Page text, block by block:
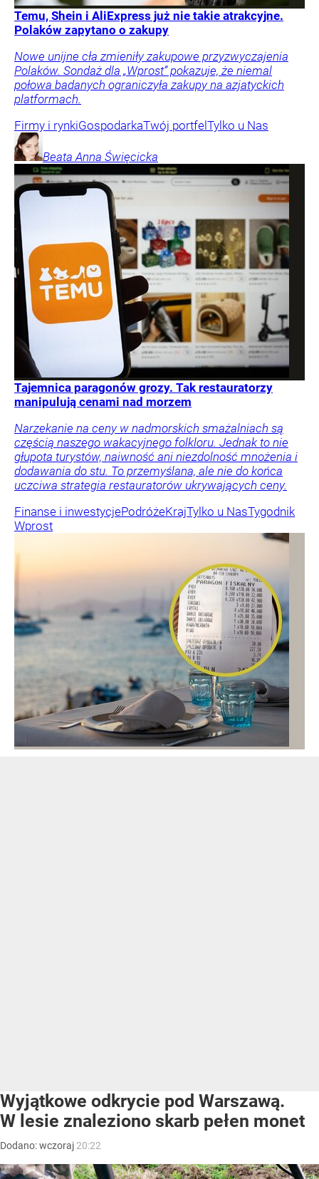
Temu, Shein i AliExpress już nie takie atrakcyjne.
Polaków zapytano o zakupy
Nowe unijne cła zmieniły zakupowe przyzwyczajenia
Polaków. Sondaż dla „Wprost” pokazuje, że niemal
połowa badanych ograniczyła zakupy na azjatyckich
platformach.
Firmy i rynkiGospodarkaTwój portfel Tylko u Nas
Beata Anna Święcicka
Tajemnica paragonów grozy. Tak restauratorzy
manipulują cenami nad morzem
Narzekanie na ceny w nadmorskich smażalniach są
częścią naszego wakacyjnego folkloru. Jednak to nie
głupota turystów, naiwność ani niezdolność mnożenia i
dodawania do stu. To przemyślana, ale nie do końca
uczciwa strategia restauratorów ukrywających ceny.
Finanse i inwestycjePodróżeKrajTylko u NasTygodnik
Wprost
Wyjątkowe odkrycie pod Warszawą.
W lesie znaleziono skarb pełen monet
Dodano:wczoraj 20:22